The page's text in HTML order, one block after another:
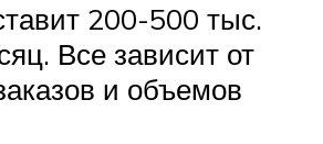
200-500 тыс.
Все зависит от
и объемов